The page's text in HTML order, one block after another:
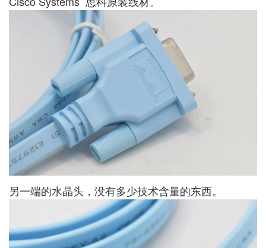
另一端的水晶头，没有多少技术含量的东西。